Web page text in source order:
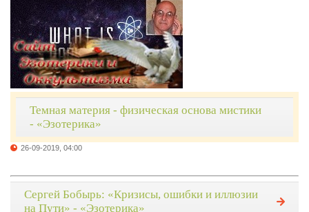
Темная материя - физическая основа мистики
- «Эзотерика»
26-09-2019, 04:00
Сергей Бобырь: «Кризисы, ошибки и иллюзии
на Пути» - «Эзотерика»